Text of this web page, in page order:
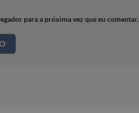
para a próxima vez que eu comentar.